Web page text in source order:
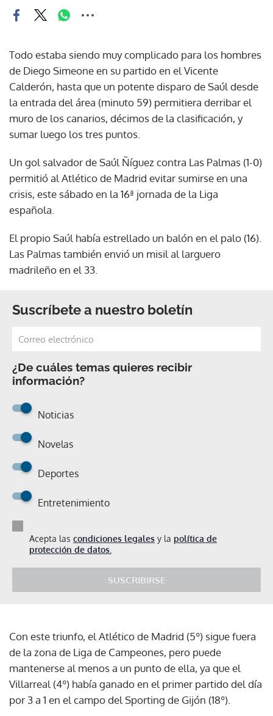
Todo estaba siendo muy complicado para los hombres
de Diego Simeone en su partido en el Vicente
Calderón, hasta que un potente disparo de Saúl desde
la entrada del área (minuto 59) permitiera derribar el
muro de los canarios, décimos de la clasificación, y
sumar luego los tres puntos.
Un gol salvador de Saúl Ñíguez contra Las Palmas (1-0)
permitió al Atlético de Madrid evitar sumirse en una
crisis, este sábado en la 16ª jornada de la Liga
española.
El propio Saúl había estrellado un balón en el palo (16).
Las Palmas también envió un misil al larguero
madrileño en el 33.
Suscríbete a nuestro boletín
¿De cuáles temas quieres recibir
información?
Noticias
Novelas
Deportes
Entretenimiento
Acepta las condiciones legales y la política de
protección de datos.
SUSCRIBIRSE
Con este triunfo, el Atlético de Madrid (5º) sigue fuera
de la zona de Liga de Campeones, pero puede
mantenerse al menos a un punto de ella, ya que el
Villarreal (4º) había ganado en el primer partido del día
por 3 a 1 en el campo del Sporting de Gijón (18º).